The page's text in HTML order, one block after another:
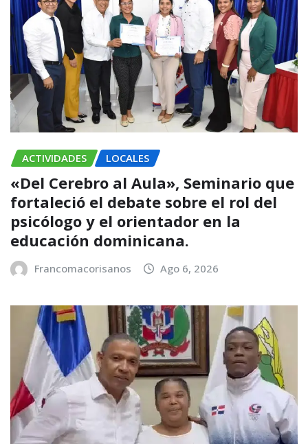
ACTIVIDADES LOCALES
«Del Cerebro al Aula», Seminario que
fortaleció el debate sobre el rol del
psicólogo y el orientador en la
educación dominicana.
Francomacorisanos Ago 6, 2026